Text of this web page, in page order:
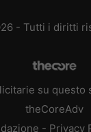
- Tutti i diritti
su questo
theCoreAdv
- Privacy